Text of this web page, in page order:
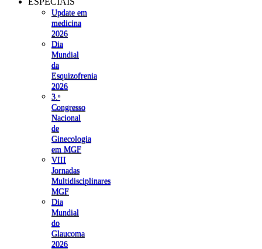
Update em
medicina
2026
Dia
Mundial
da
Esquizofrenia
2026
3.ᵒ
Congresso
Nacional
de
Ginecologia
em MGF
VIII
Jornadas
Multidisciplinares
MGF
Dia
Mundial
do
Glaucoma
2026